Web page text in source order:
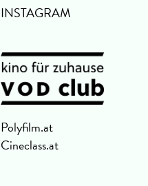
INSTAGRAM
Polyfilm.at
Cineclass.at